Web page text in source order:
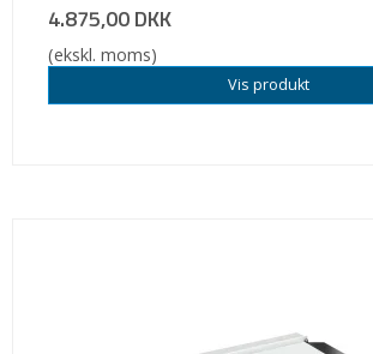
4.875,00 DKK
(ekskl. moms)
Vis produkt